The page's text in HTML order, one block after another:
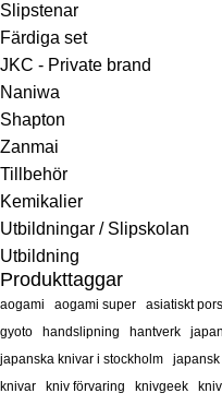
Slipstenar
Färdiga set
JKC - Private brand
Naniwa
Shapton
Zanmai
Tillbehör
Kemikalier
Utbildningar / Slipskolan
Utbildning
Produkttaggar
aogami aogami super asiatiskt
gyoto
handslipning hantverk
japanska knivar i stockholm
knivar
kniv förvaring knivgeek